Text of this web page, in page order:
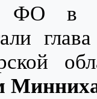
ФО в